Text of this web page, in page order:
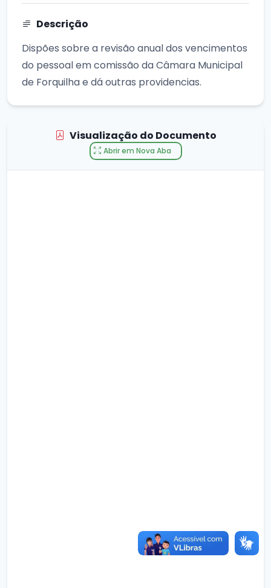
Descrição
Dispões sobre a revisão anual dos vencimentos
do pessoal em comissão da Câmara Municipal
de Forquilha e dá outras providencias.
Visualização do Documento
Abrir em Nova Aba